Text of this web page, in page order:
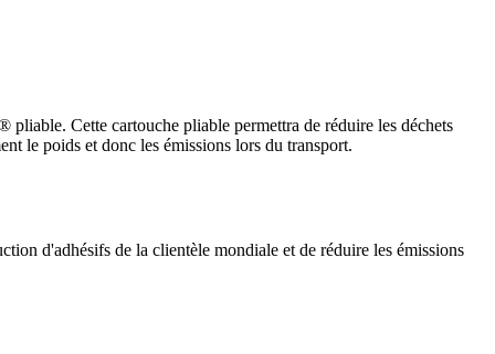
pliable. Cette cartouche pliable permettra de réduire les déchets
le poids et donc les émissions lors du transport.
d'adhésifs de la clientèle mondiale et de réduire les émissions